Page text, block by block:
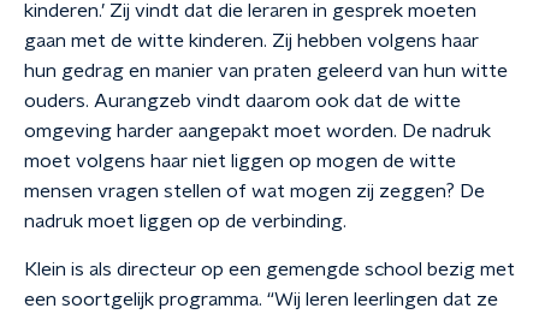
kinderen.’ Zij vindt dat die leraren in gesprek moeten
gaan met de witte kinderen. Zij hebben volgens haar
hun gedrag en manier van praten geleerd van hun witte
ouders. Aurangzeb vindt daarom ook dat de witte
omgeving harder aangepakt moet worden. De nadruk
moet volgens haar niet liggen op mogen de witte
mensen vragen stellen of wat mogen zij zeggen? De
nadruk moet liggen op de verbinding.
Klein is als directeur op een gemengde school bezig met
een soortgelijk programma. “Wij leren leerlingen dat ze